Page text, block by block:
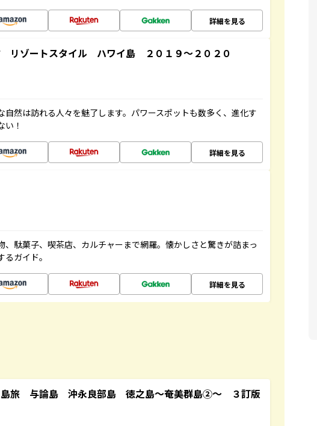
詳細を見る
リゾートスタイル ハワイ島 ２０１９～２０２０
自然は訪れる人々を魅了します。パワースポットも数多く、進化す
い！
詳細を見る
、駄菓子、喫茶店、カルチャーまで網羅。懐かしさと驚きが詰まっ
ガイド。
詳細を見る
旅 与論島 沖永良部島 徳之島～奄美群島②～ ３訂版